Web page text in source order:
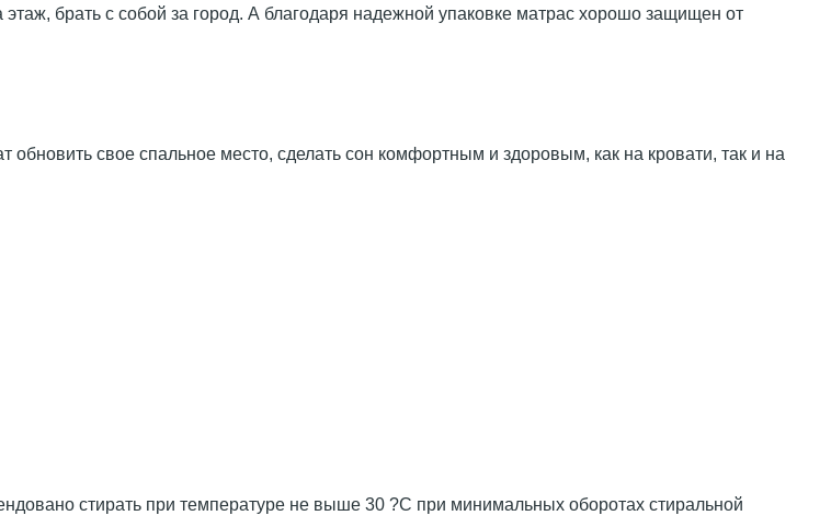
брать с собой за город. А благодаря надежной упаковке матрас хорошо защищен от
свое спальное место, сделать сон комфортным и здоровым, как на кровати, так и на
стирать при температуре не выше 30 ?С при минимальных оборотах стиральной